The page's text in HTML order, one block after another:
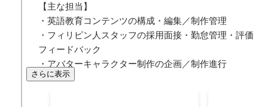
【主な担当】
・英語教育コンテンツの構成・編集／制作管理
・フィリピン人スタッフの採用面接・勤怠管理・評価
フィードバック
・アバターキャラクター制作の企画／制作進行
さらに表示